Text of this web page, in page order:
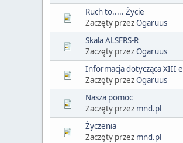
Ruch to..... Życie
Zaczęty przezOgaruus
Skala ALSFRS-R
Zaczęty przezOgaruus
Informacja dotycząca XIII
Zaczęty przezOgaruus
Nasza pomoc
Zaczęty przez mnd.pl
Życzenia
Zaczęty przez mnd.pl